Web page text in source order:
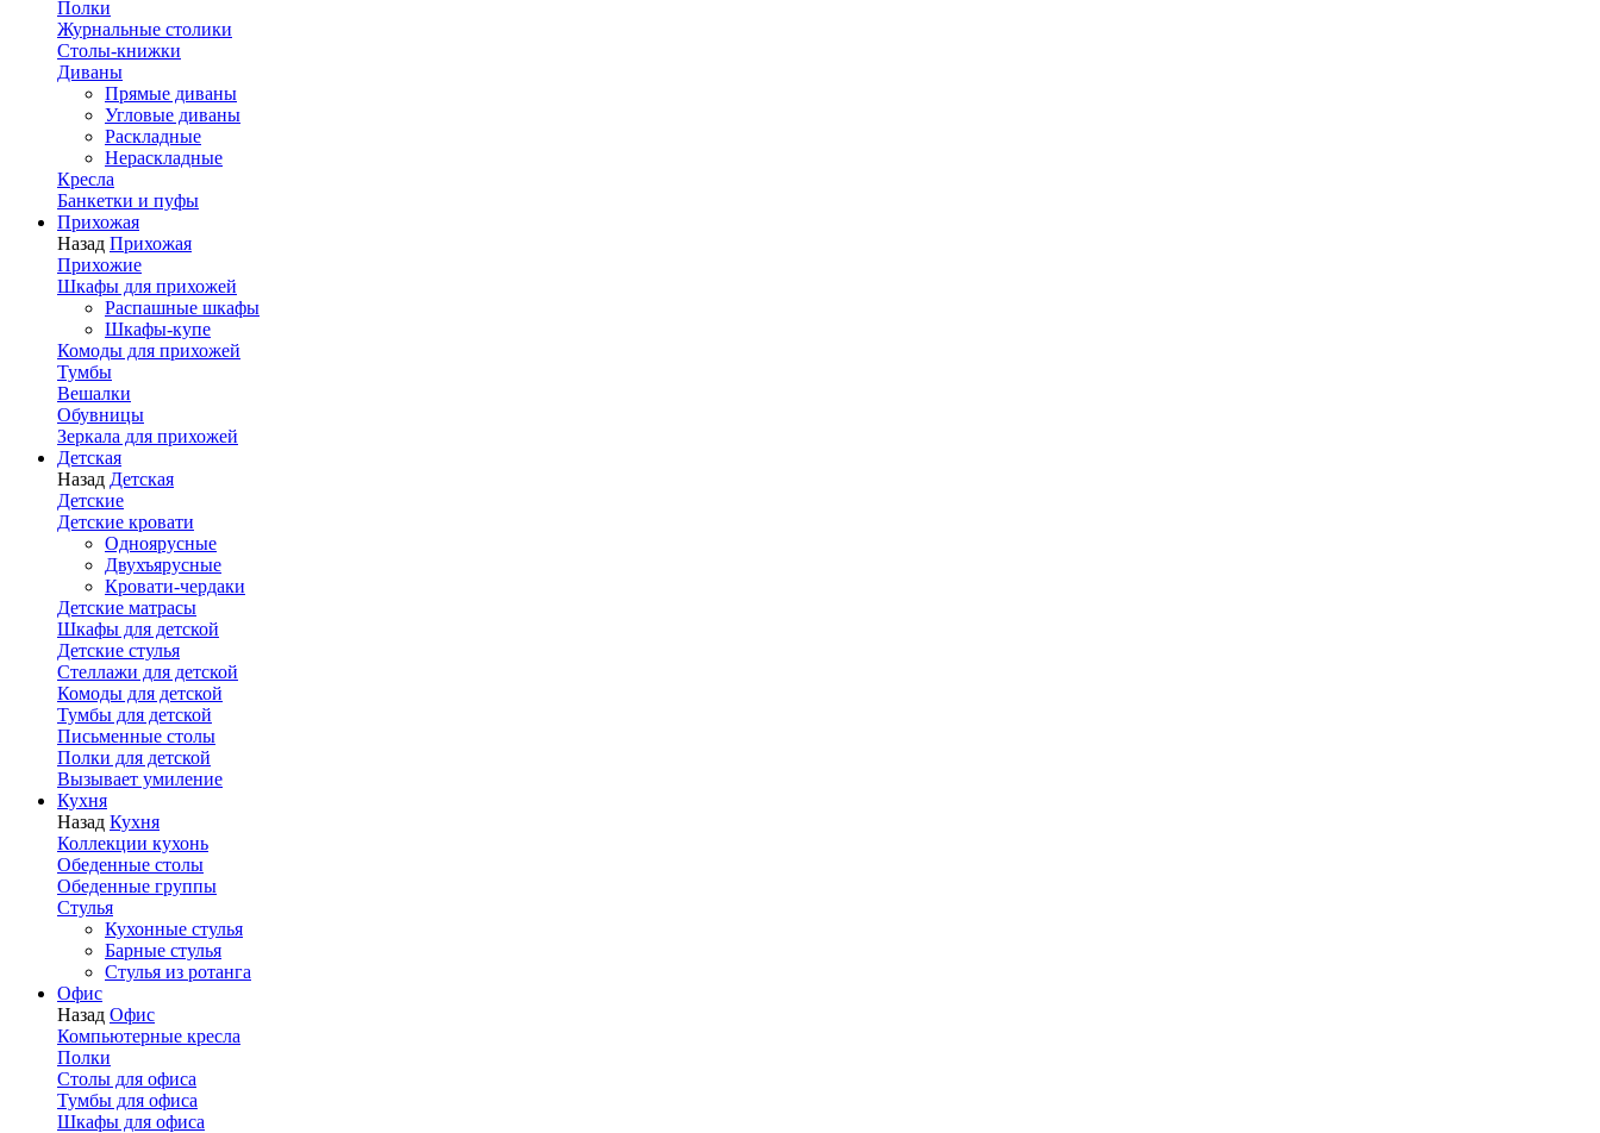
Полки
Журнальные столики
Столы-книжки
Диваны
Прямые диваны
Угловые диваны
Раскладные
Нераскладные
Кресла
Банкетки и пуфы
Прихожая
Назад Прихожая
Прихожие
Шкафы для прихожей
Распашные шкафы
Шкафы-купе
Комоды для прихожей
Тумбы
Вешалки
Обувницы
Зеркала для прихожей
Детская
Назад Детская
Детские
Детские кровати
Одноярусные
Двухъярусные
Кровати-чердаки
Детские матрасы
Шкафы для детской
Детские стулья
Стеллажи для детской
Комоды для детской
Тумбы для детской
Письменные столы
Полки для детской
Вызывает умиление
Кухня
Назад Кухня
Коллекции кухонь
Обеденные столы
Обеденные группы
Стулья
Кухонные стулья
Барные стулья
Стулья из ротанга
Офис
Назад Офис
Компьютерные кресла
Полки
Столы для офиса
Тумбы для офиса
Шкафы для офиса